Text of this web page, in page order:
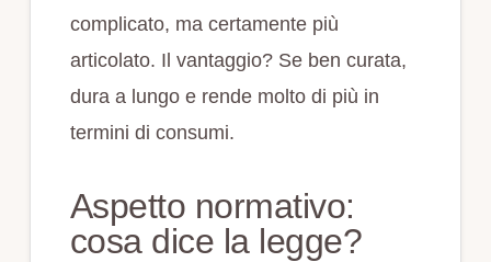
complicato, ma certamente più
articolato. Il vantaggio? Se ben curata,
dura a lungo e rende molto di più in
termini di consumi.
Aspetto normativo:
cosa dice la legge?